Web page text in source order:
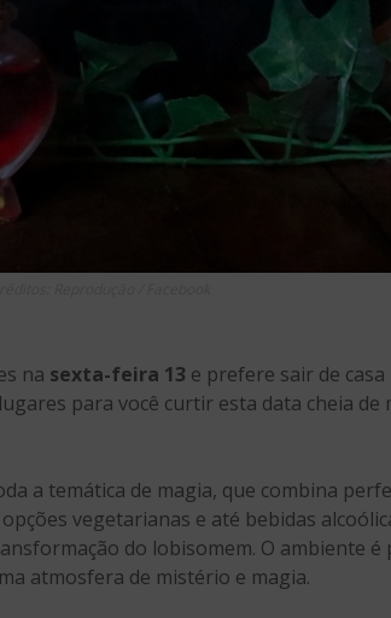
na sexta-feira 13 e prefere sair de
para você curtir esta data cheia de
a temática de magia, que combina
vegetarianas e até bebidas
do lobisomem. O ambiente
atmosfera de mistério e magia.